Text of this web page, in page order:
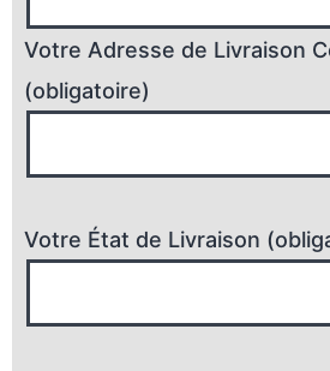
Votre Adresse de Livraison
(obligatoire)
Votre État de Livraison